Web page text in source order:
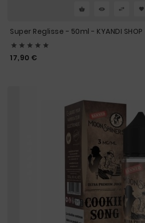
Super Reglisse - 50ml - KYANDI SHOP
    
17,90 €